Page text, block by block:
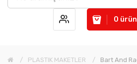
0
PLASTIK MAKETLER Bart And